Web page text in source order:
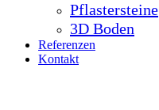
Pflastersteine
3D Boden
Referenzen
Kontakt